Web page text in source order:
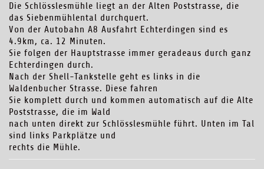
Die Schlösslesmühle liegt an der Alten Poststrasse, die
das Siebenmühlental durchquert.
Von der Autobahn A8 Ausfahrt Echterdingen sind es
4.9km, ca. 12 Minuten.
Sie folgen der Hauptstrasse immer geradeaus durch ganz
Echterdingen durch.
Nach der Shell-Tankstelle geht es links in die
Waldenbucher Strasse. Diese fahren
Sie komplett durch und kommen automatisch auf die Alte
Poststrasse, die im Wald
nach unten direkt zur Schlösslesmühle führt. Unten im Tal
sind links Parkplätze und
rechts die Mühle.